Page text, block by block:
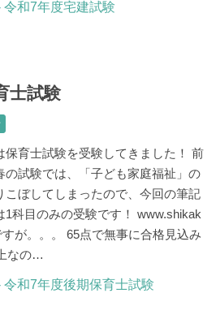
士試験
保育士試験を受験してきました！ 前
の試験では、「子ども家庭福祉」の
こぼしてしまったので、今回の筆記
1科目のみの受験です！ www.shikak
が。。。 65点で無事に合格見込み
なの…